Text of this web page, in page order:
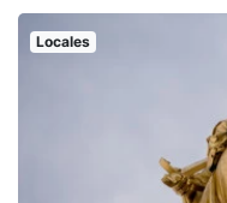
Locales